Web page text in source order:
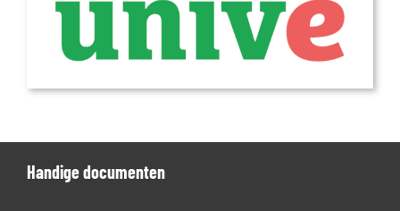
Handige documenten